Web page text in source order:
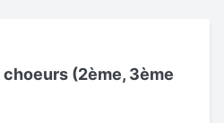
(2ème, 3ème